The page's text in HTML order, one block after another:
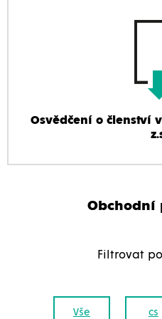
Osvědčení o členství
Obchodní
Filtrovat
Vše cs